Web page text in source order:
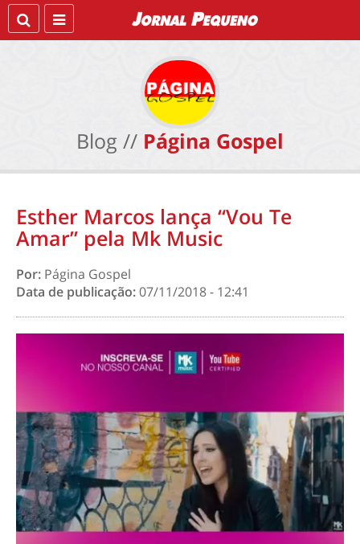
Blog // Página Gospel
Esther Marcos lança “Vou Te
Amar” pela Mk Music
Por: Página Gospel
Data de publicação:07/11/2018 - 12:41